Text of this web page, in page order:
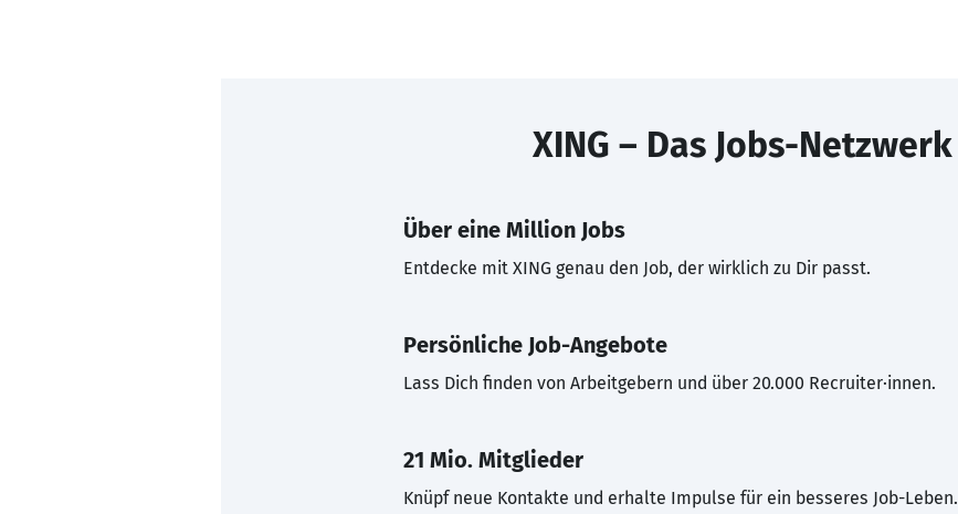
XING – Das Jobs-Netzwerk
Über eine Million Jobs
Entdecke mit XING genau den Job, der wirklich zu Dir passt.
Persönliche Job-Angebote
Lass Dich finden von Arbeitgebern und über 20.000 Recruiter·innen.
21 Mio. Mitglieder
Knüpf neue Kontakte und erhalte Impulse für ein besseres Job-Leben.